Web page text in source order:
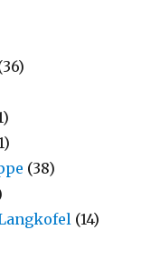
(38)
(14)